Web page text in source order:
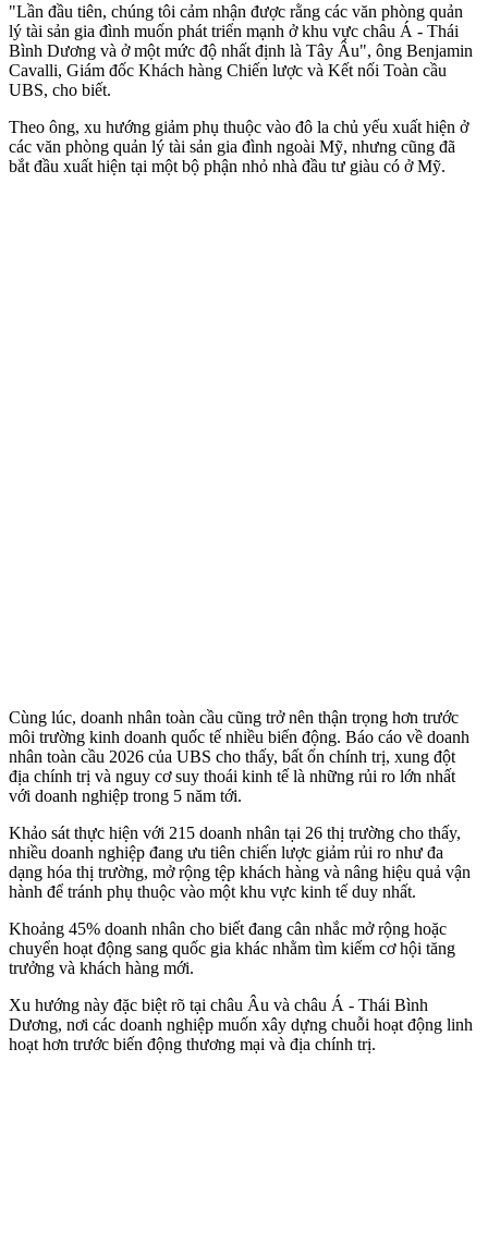
"Lần đầu tiên, chúng tôi cảm nhận được rằng các văn phòng quản
lý tài sản gia đình muốn phát triển mạnh ở khu vực châu Á - Thái
Bình Dương và ở một mức độ nhất định là Tây Âu", ông Benjamin
Cavalli, Giám đốc Khách hàng Chiến lược và Kết nối Toàn cầu
UBS, cho biết.
Theo ông, xu hướng giảm phụ thuộc vào đô la chủ yếu xuất hiện ở
các văn phòng quản lý tài sản gia đình ngoài Mỹ, nhưng cũng đã
bắt đầu xuất hiện tại một bộ phận nhỏ nhà đầu tư giàu có ở Mỹ.
Cùng lúc, doanh nhân toàn cầu cũng trở nên thận trọng hơn trước
môi trường kinh doanh quốc tế nhiều biến động. Báo cáo về doanh
nhân toàn cầu 2026 của UBS cho thấy, bất ổn chính trị, xung đột
địa chính trị và nguy cơ suy thoái kinh tế là những rủi ro lớn nhất
với doanh nghiệp trong 5 năm tới.
Khảo sát thực hiện với 215 doanh nhân tại 26 thị trường cho thấy,
nhiều doanh nghiệp đang ưu tiên chiến lược giảm rủi ro như đa
dạng hóa thị trường, mở rộng tệp khách hàng và nâng hiệu quả vận
hành để tránh phụ thuộc vào một khu vực kinh tế duy nhất.
Khoảng 45% doanh nhân cho biết đang cân nhắc mở rộng hoặc
chuyển hoạt động sang quốc gia khác nhằm tìm kiếm cơ hội tăng
trưởng và khách hàng mới.
Xu hướng này đặc biệt rõ tại châu Âu và châu Á - Thái Bình
Dương, nơi các doanh nghiệp muốn xây dựng chuỗi hoạt động linh
hoạt hơn trước biến động thương mại và địa chính trị.